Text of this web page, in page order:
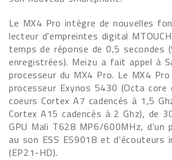
Le MX4 Pro intègre de nouvelles
lecteur d'empreintes digital
temps de réponse de 0,5 secondes
enregistrées). Meizu a fait appel à
processeur du MX4 Pro. Le MX4
processeur Exynos 5430 (Octa
coeurs Cortex A7 cadencés à 1,5
Cortex A15 cadencés à 2 Ghz), de
GPU Mali T628 MP6/600MHz, d'un
au son ESS ES9018 et d'écouteurs
(EP21-HD).